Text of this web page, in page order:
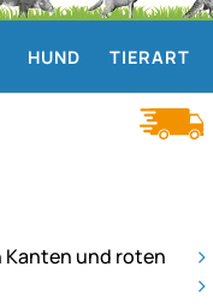
HUND TIERART